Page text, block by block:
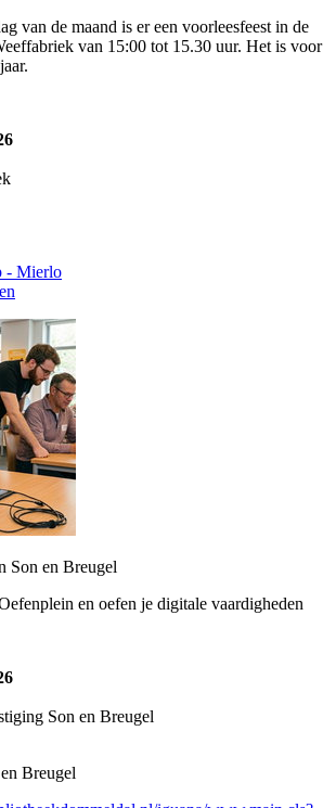
van de maand is er een voorleesfeest in de
van 15:00 tot 15.30 uur. Het is voor
- Mierlo
Son en Breugel
en oefen je digitale vaardigheden
Son en Breugel
Breugel